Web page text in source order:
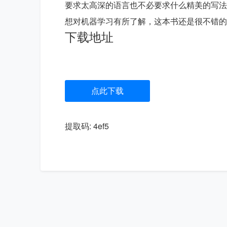
要求太高深的语言也不必要求什么精美的写
下载地址
点此下载
提取码: 4ef5